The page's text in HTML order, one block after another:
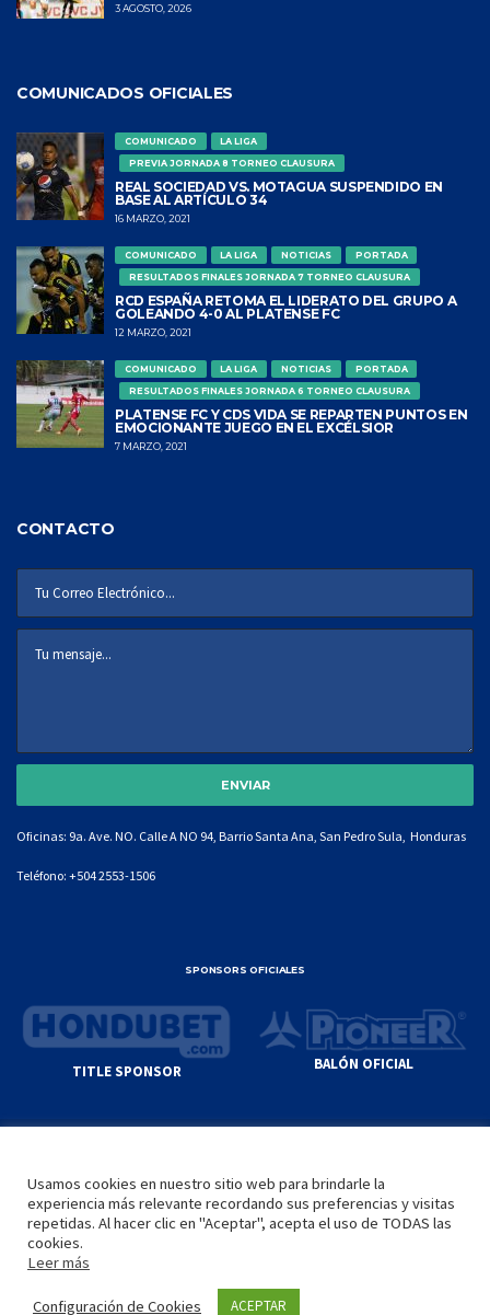
3 AGOSTO, 2026
COMUNICADOS OFICIALES
COMUNICADO
LA LIGA
PREVIA JORNADA 8 TORNEO CLAUSURA
REAL SOCIEDAD VS. MOTAGUA SUSPENDIDO EN
BASE AL ARTÍCULO 34
16 MARZO, 2021
COMUNICADO LA LIGA NOTICIAS
PORTADA
RESULTADOS FINALES JORNADA 7 TORNEO CLAUSURA
RCD ESPAÑA RETOMA EL LIDERATO DEL GRUPO A
GOLEANDO 4-0 AL PLATENSE FC
12 MARZO, 2021
COMUNICADO LA LIGA NOTICIAS
PORTADA
RESULTADOS FINALES JORNADA 6 TORNEO CLAUSURA
PLATENSE FC Y CDS VIDA SE REPARTEN PUNTOS EN
EMOCIONANTE JUEGO EN EL EXCÉLSIOR
7 MARZO, 2021
CONTACTO
Oficinas: 9a. Ave. NO. Calle A NO 94, Barrio Santa Ana, San Pedro Sula, Honduras
Teléfono: +504 2553-1506
SPONSORS OFICIALES
TITLE SPONSOR BALÓN OFICIAL
YOUTUBE TERMS OF SERVICE
PRIVACY POLICY
POLÍTICA DE PRIVACIDAD
INICIO
Usamos cookies en nuestro sitio web para brindarle la
experiencia más relevante recordando sus preferencias y visitas
repetidas. Al hacer clic en "Aceptar", acepta el uso de TODAS las
cookies.
Leer más
Configuración de Cookies ACEPTAR